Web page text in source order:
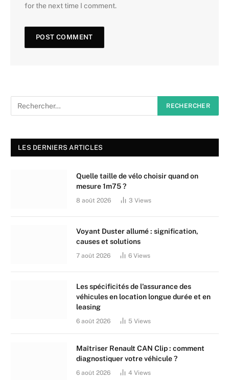
for the next time I comment.
LES DERNIERS ARTICLES
Quelle taille de vélo choisir quand on
mesure 1m75 ?
8 août 2026 3 Views
Voyant Duster allumé : signification,
causes et solutions
7 août 2026 6 Views
Les spécificités de l’assurance des
véhicules en location longue durée et en
leasing
6 août 2026 5 Views
Maîtriser Renault CAN Clip : comment
diagnostiquer votre véhicule ?
6 août 2026 4 Views